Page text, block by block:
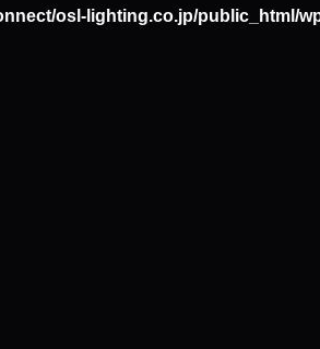
osl-lighting.co.jp/public_html/